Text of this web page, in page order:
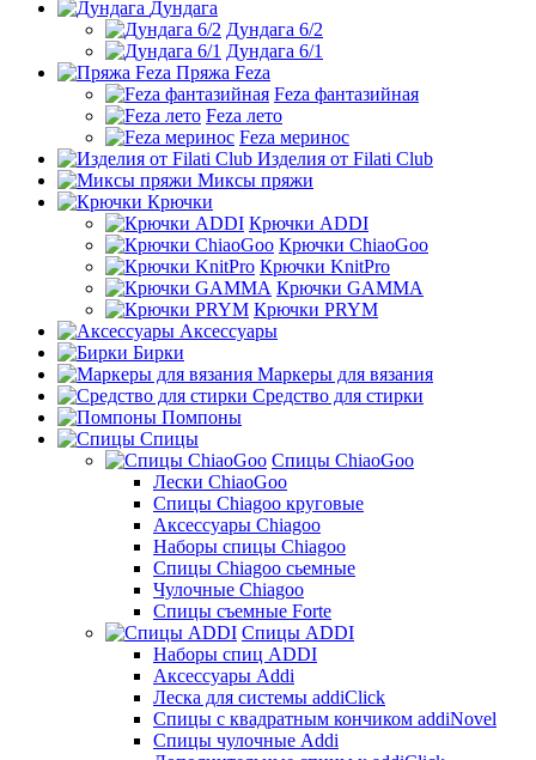
Дундага
Дундага 6/2
Дундага 6/1
Пряжа Feza
Feza фантазийная
Feza лето
Feza меринос
Изделия от Filati Club
Миксы пряжи
Крючки
Крючки ADDI
Крючки ChiaoGoo
Крючки KnitPro
Крючки GAMMA
Крючки PRYM
Аксессуары
Бирки
Маркеры для вязания
Средство для стирки
Помпоны
Спицы
Спицы ChiaoGoo
Лески ChiaoGoo
Cпицы Сhiagoo круговые
Аксессуары Chiagoo
Наборы спицы Chiagoo
Спицы Chiagoo сьемные
Чулочные Chiagoo
Спицы съемные Forte
Спицы ADDI
Наборы спиц ADDI
Аксессуары Addi
Леска для системы addiClick
Спицы с квадратным кончиком addiNovel
Спицы чулочные Addi